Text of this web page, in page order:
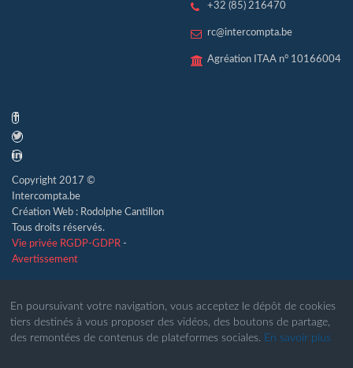
+32 (85) 216470
rc@intercompta.be
Agréation ITAA n° 10166004
En poursuivant votre navigation, vous acceptez le dépôt de cookies
tiers destinés à vous proposer des vidéos, des boutons de partage,
des remontées de contenus de plateformes sociales. En savoir plus
Copyright 2017 ©
Intercompta.be
Création Web : Rodolphe Cantillon
Tous droits réservés.
Vie privée RGDP-GDPR -
Avertissement